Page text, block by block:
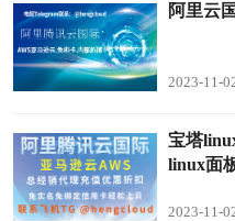
阿里云
2023-11-
宝塔
linux面
2023-11-